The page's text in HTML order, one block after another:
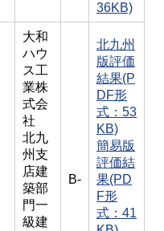
36KB)
大和
ハウ
ス工
業株
式会
社
北九
州支
店建
築部
門一
級建
B-
北九州
版評価
結果(P
DF形
式：53
KB)
簡易版
評価結
果(PD
F形
式：41